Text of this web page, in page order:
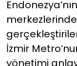
İzmir
yönetimi